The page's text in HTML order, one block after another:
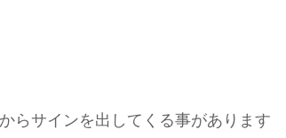
らサインを出してくる事があります